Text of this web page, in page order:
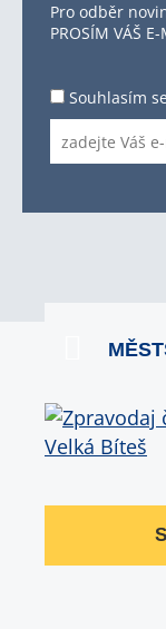
Pro odběr
PROSÍM VÁŠ
Souhlasím se